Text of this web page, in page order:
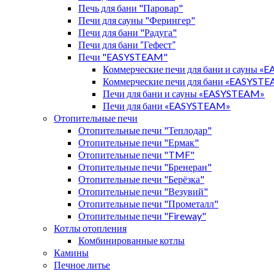
Печь для бани "Паровар"
Печи для сауны "Ферингер"
Печи для бани "Радуга"
Печи для бани “Гефест”
Печи "EASYSTEAM"
Коммерческие печи для бани и сауны
Коммерческие печи для бани
Печи для бани и сауны «EASYSTEAM»
Печи для бани «EASYSTEAM»
Отопительные печи
Отопительные печи "Теплодар"
Отопительные печи "Ермак"
Отопительные печи "TMF"
Отопительные печи "Бренеран"
Отопительные печи "Берёзка"
Отопительные печи "Везувий"
Отопительные печи "Прометалл"
Отопительные печи "Fireway"
Котлы отопления
Комбинированные котлы
Камины
Печное литье